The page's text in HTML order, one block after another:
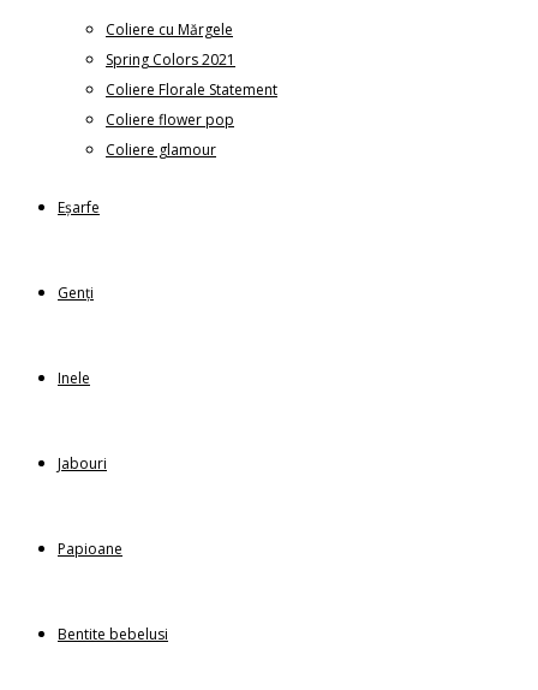
Coliere cu Mărgele
Spring Colors 2021
Coliere Florale Statement
Coliere flower pop
Coliere glamour
Eșarfe
Genți
Inele
Jabouri
Papioane
Bentite bebelusi